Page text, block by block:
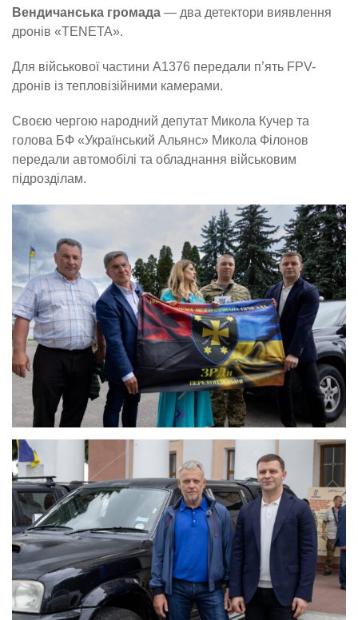
Вендичанська громада — два детектори виявлення
дронів «TENETA».
Для військової частини А1376 передали п’ять FPV-
дронів із тепловізійними камерами.
Своєю чергою народний депутат Микола Кучер та
голова БФ «Український Альянс» Микола Філонов
передали автомобілі та обладнання військовим
підрозділам.